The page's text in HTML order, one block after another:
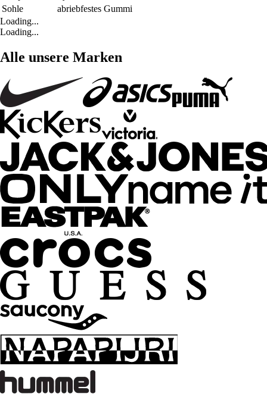
Sohle
abriebfestes Gummi
Loading...
Loading...
Alle unsere Marken